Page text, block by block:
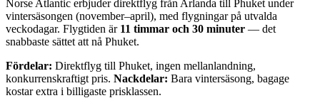
Norse Atlantic erbjuder direktflyg från Arlanda till Phuket under
vintersäsongen (november–april), med flygningar på utvalda
veckodagar. Flygtiden är 11 timmar och 30 minuter — det
snabbaste sättet att nå Phuket.
Fördelar: Direktflyg till Phuket, ingen mellanlandning,
konkurrenskraftigt pris. Nackdelar: Bara vintersäsong, bagage
kostar extra i billigaste prisklassen.